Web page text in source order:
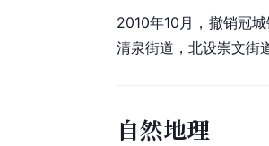
2010年10月，撤销冠
清泉街道，北设崇文街
自然地理